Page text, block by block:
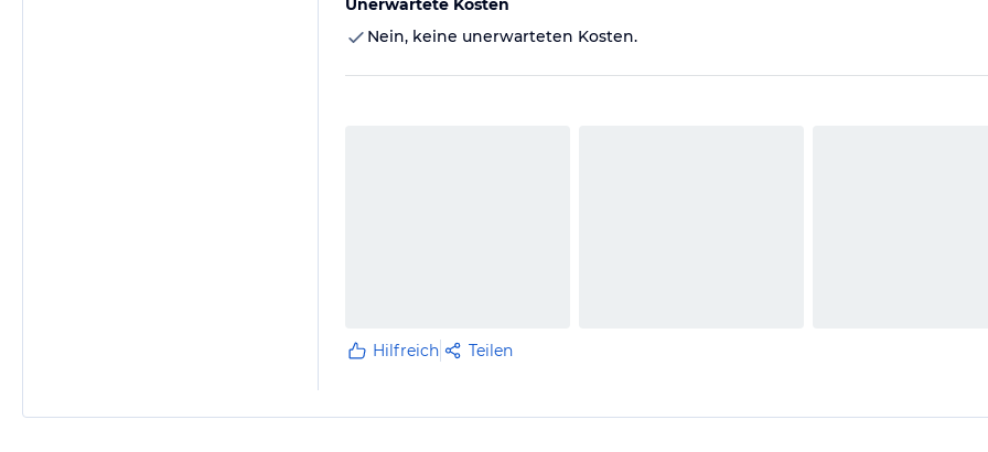
Unerwartete Kosten
Nein, keine unerwarteten Kosten.
Hilfreich Teilen